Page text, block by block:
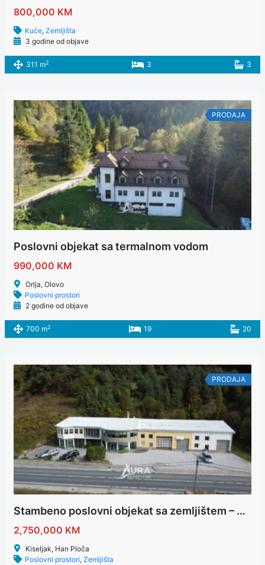
800,000 KM
Kuće,Zemljišta
3 godine od objave
311 m2 3 3
PRODAJA
Poslovni objekat sa termalnom vodom
990,000 KM
Orlja, Olovo
Poslovni prostori
2 godine od objave
700 m2 19 20
PRODAJA
Stambeno poslovni objekat sa zemljištem – Kiseljak
2,750,000 KM
Kiseljak, Han Ploča
Poslovni prostori,Zemljišta